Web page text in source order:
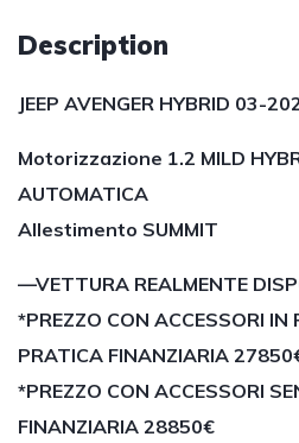
Description
JEEP AVENGER HYBRID 03-
Motorizzazione 1.2 MILD
AUTOMATICA
Allestimento SUMMIT
—VETTURA REALMENTE
*PREZZO CON ACCESSORI
PRATICA FINANZIARIA
*PREZZO CON ACCESSORI
FINANZIARIA 28850€